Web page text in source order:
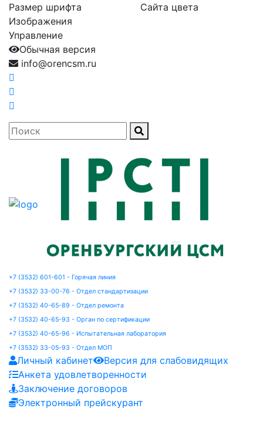
Размер шрифта
Сайта цвета
Изображения
Управление
Обычная версия
info@orencsm.ru
+7 (3532) 601-601 - Горячая линия
+7 (3532) 33-00-76 - Отдел стандартизации
+7 (3532) 40-65-89 - Отдел ремонта
+7 (3532) 40-65-93 - Орган по сертификации
+7 (3532) 40-65-96 - Испытательная лаборатория
+7 (3532) 33-05-93 - Отдел МОП
Личный кабинет
Версия для слабовидящих
Анкета удовлетворенности
Заключение договоров
Электронный прейскурант